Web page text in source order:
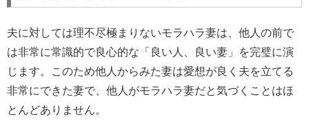
夫に対しては理不尽極まりないモラハラ妻は、他人の前で
は非常に常識的で良心的な「良い人、良い妻」を完璧に演
じます。このため他人からみた妻は愛想が良く夫を立てる
非常にできた妻で、他人がモラハラ妻だと気づくことはほ
とんどありません。